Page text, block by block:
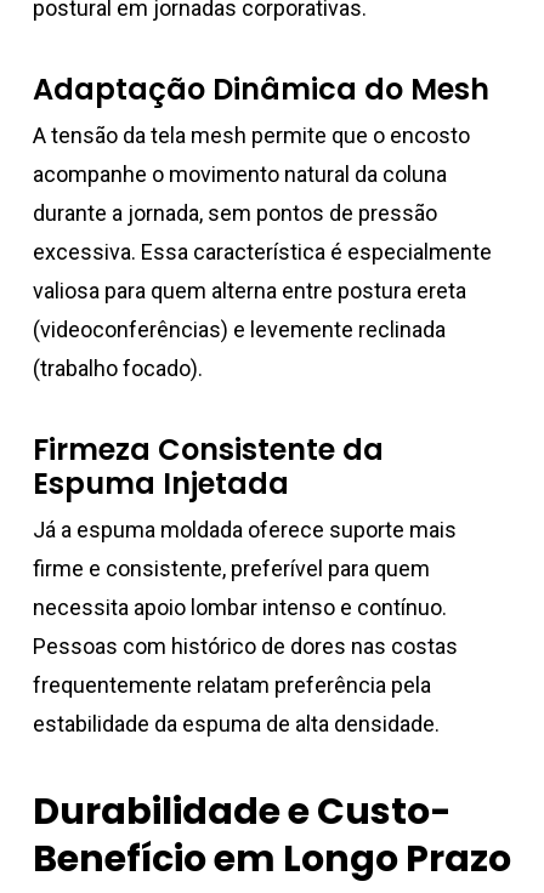
postural em jornadas corporativas.
Adaptação Dinâmica do Mesh
A tensão da tela mesh permite que o encosto
acompanhe o movimento natural da coluna
durante a jornada, sem pontos de pressão
excessiva. Essa característica é especialmente
valiosa para quem alterna entre postura ereta
(videoconferências) e levemente reclinada
(trabalho focado).
Firmeza Consistente da
Espuma Injetada
Já a espuma moldada oferece suporte mais
firme e consistente, preferível para quem
necessita apoio lombar intenso e contínuo.
Pessoas com histórico de dores nas costas
frequentemente relatam preferência pela
estabilidade da espuma de alta densidade.
Durabilidade e Custo-
Benefício em Longo Prazo